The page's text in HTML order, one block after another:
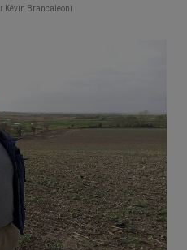
Kévin Brancaleoni